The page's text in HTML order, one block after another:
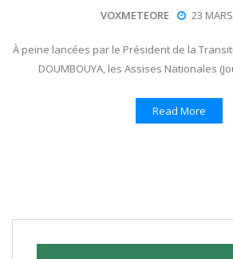
VOXMETEORE 23
À peine lancées par le Président de la
DOUMBOUYA, les Assises Nationales
Read More